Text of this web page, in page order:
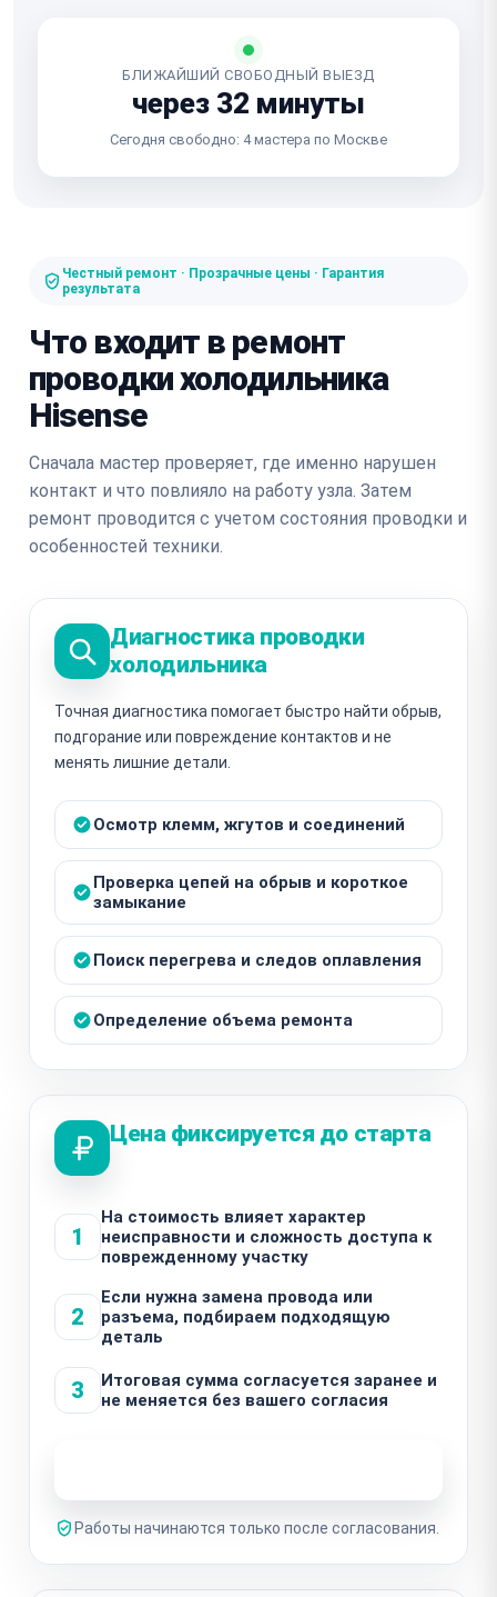
БЛИЖАЙШИЙ СВОБОДНЫЙ ВЫЕЗД
через 32 минуты
Сегодня свободно: 4 мастера по Москве
Честный ремонт · Прозрачные цены · Гарантия
результата
Что входит в ремонт
проводки холодильника
Hisense
Сначала мастер проверяет, где именно нарушен
контакт и что повлияло на работу узла. Затем
ремонт проводится с учетом состояния проводки и
особенностей техники.
Диагностика проводки
холодильника
Точная диагностика помогает быстро найти обрыв,
подгорание или повреждение контактов и не
менять лишние детали.
Осмотр клемм, жгутов и соединений
Проверка цепей на обрыв и короткое
замыкание
Поиск перегрева и следов оплавления
Определение объема ремонта
Цена фиксируется до старта
1
На стоимость влияет характер
неисправности и сложность доступа к
поврежденному участку
2
Если нужна замена провода или
разъема, подбираем подходящую
деталь
3
Итоговая сумма согласуется заранее и
не меняется без вашего согласия
Работы начинаются только после согласования.